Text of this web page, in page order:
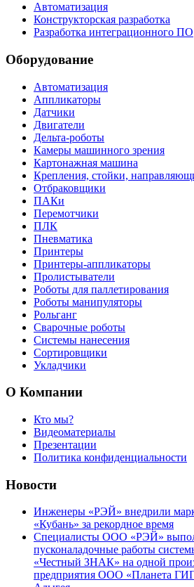
Автоматизация
Конструкторская разработка
Разработка интеграционного ПО
Оборудование
Автоматизация
Аппликаторы
Датчики
Двигатели
Дельта-роботы
Камеры машинного зрения
Картонажная машина
Крепления, стойки,
Отбраковщики
ПАКи
Перемотчики
ПЛК
Пневматика
Принтеры
Принтеры-аппликаторы
Пролистыватели
Роботы для паллетирования
Роботы манипуляторы
Рольганг
Сварочные роботы
Системы нанесения
Сортировщики
Укладчики
О Компании
Кто мы?
Видеоматериалы
Презентации
Политика конфиденциальности
Новости
Инженеры «РЭЙ» внедрили
«Кубань» за рекордное время
Специалисты ООО «РЭЙ»
пусконаладочные работы
«Честный ЗНАК» на одной
предприятия ООО «Планета